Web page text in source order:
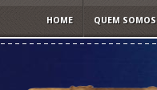
HOME QUEM SOMOS